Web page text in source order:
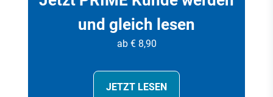
und gleich lesen
ab € 8,90
JETZT LESEN